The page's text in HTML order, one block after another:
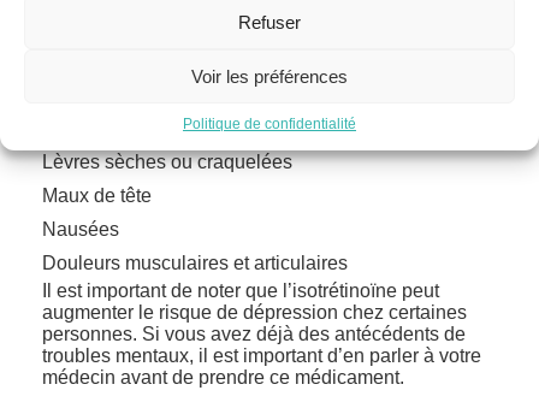
Refuser
Voir les préférences
Politique de confidentialité
des effets secondaires. Les plus courants incluent :
Peau sèche ou irritée
Lèvres sèches ou craquelées
Maux de tête
Nausées
Douleurs musculaires et articulaires
Il est important de noter que l’isotrétinoïne peut
augmenter le risque de dépression chez certaines
personnes. Si vous avez déjà des antécédents de
troubles mentaux, il est important d’en parler à votre
médecin avant de prendre ce médicament.